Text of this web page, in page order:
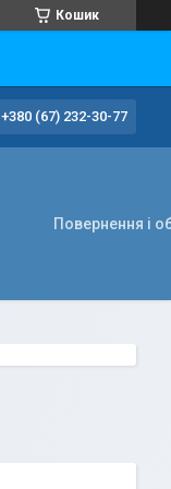
Кошик
+380 (67) 232-30-77
Повернення і